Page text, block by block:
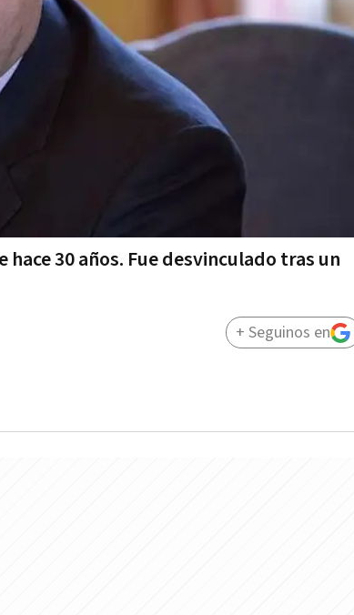
30 años. Fue desvinculado tras un
+ Seguinos en